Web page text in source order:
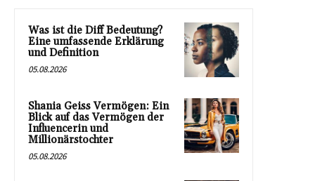
Was ist die Diff Bedeutung?
Eine umfassende Erklärung
und Definition
05.08.2026
Shania Geiss Vermögen: Ein
Blick auf das Vermögen der
Influencerin und
Millionärstochter
05.08.2026